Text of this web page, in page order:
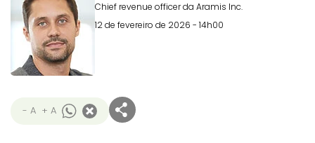
Chief revenue officer da Aramis Inc.
12 de fevereiro de 2026 - 14h00
- A + A